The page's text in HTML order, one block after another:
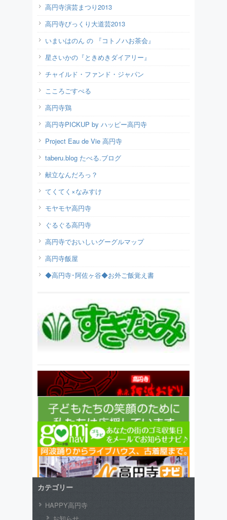
高円寺演芸まつり2013
高円寺びっくり大道芸2013
いまいはのん の 『コトノハお茶会』
星さいかの『ときめきダイアリー』
チャイルド・ファンド・ジャパン
こころごすぺる
高円寺鶏
高円寺PICKUP by ハッピー高円寺
Project Eau de Vie 高円寺
taberu.blog たべる.ブログ
献立なんだろっ？
てくてく×なみすけ
モヤモヤ高円寺
ぐるぐる高円寺
高円寺でおいしいグーグルマップ
高円寺飯屋
◆高円寺･阿佐ヶ谷◆お外ご飯覚え書
カテゴリー
HAPPY高円寺
お知らせ